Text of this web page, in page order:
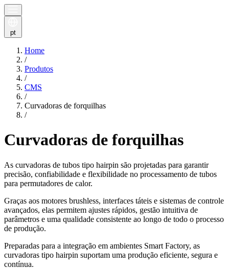
pt
Home
/
Produtos
/
CMS
/
Curvadoras de forquilhas
/
Curvadoras de forquilhas
As curvadoras de tubos tipo hairpin são projetadas para garantir
precisão, confiabilidade e flexibilidade no processamento de tubos
para permutadores de calor.
Graças aos motores brushless, interfaces táteis e sistemas de controle
avançados, elas permitem ajustes rápidos, gestão intuitiva de
parâmetros e uma qualidade consistente ao longo de todo o processo
de produção.
Preparadas para a integração em ambientes Smart Factory, as
curvadoras tipo hairpin suportam uma produção eficiente, segura e
contínua.